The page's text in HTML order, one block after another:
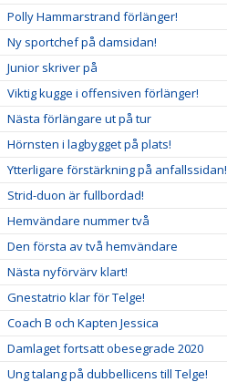
Polly Hammarstrand förlänger!
Ny sportchef på damsidan!
Junior skriver på
Viktig kugge i offensiven förlänger!
Nästa förlängare ut på tur
Hörnsten i lagbygget på plats!
Ytterligare förstärkning på anfallssidan!
Strid-duon är fullbordad!
Hemvändare nummer två
Den första av två hemvändare
Nästa nyförvärv klart!
Gnestatrio klar för Telge!
Coach B och Kapten Jessica
Damlaget fortsatt obesegrade 2020
Ung talang på dubbellicens till Telge!